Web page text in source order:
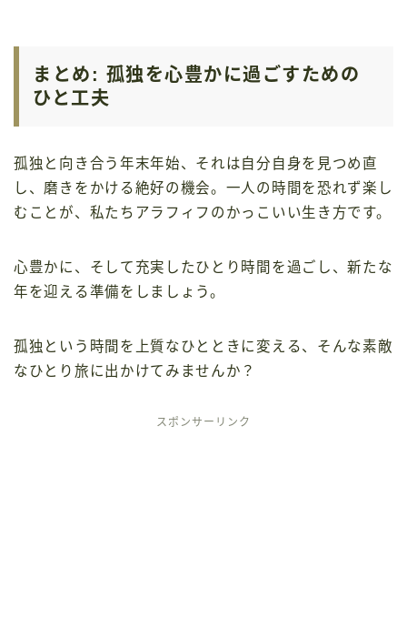
まとめ: 孤独を心豊かに過ごすための
ひと工夫
孤独と向き合う年末年始、それは自分自身を見つめ直
し、磨きをかける絶好の機会。一人の時間を恐れず楽し
むことが、私たちアラフィフのかっこいい生き方です。
心豊かに、そして充実したひとり時間を過ごし、新たな
年を迎える準備をしましょう。
孤独という時間を上質なひとときに変える、そんな素敵
なひとり旅に出かけてみませんか？
スポンサーリンク